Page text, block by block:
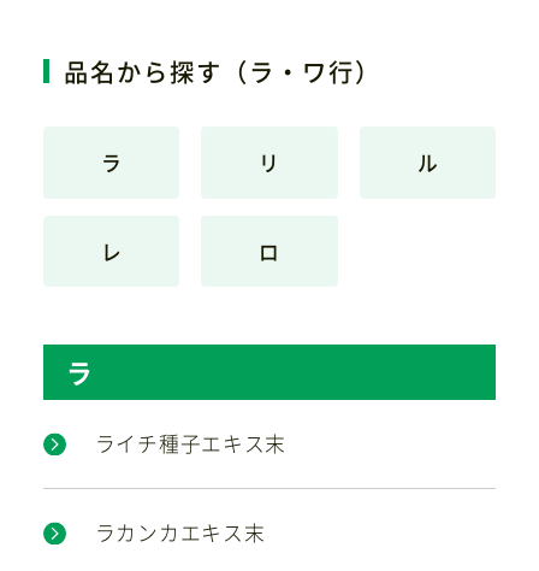
OEM (受託製造)
お問い合わせ
品名から探す（ラ・ワ行）
ラ リ ル
レ ロ
ラ
ライチ種子エキス末
ラカンカエキス末